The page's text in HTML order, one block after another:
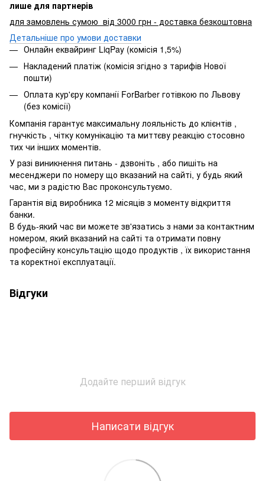
лише для партнерів
для замовлень сумою від 3000 грн - доставка безкоштовна
Детальніше про умови доставки
Онлайн еквайринг LiqPay (комісія 1,5%)
Накладений платіж (комісія згідно з тарифів Нової
пошти)
Оплата кур'єру компанії ForBarber готівкою по Львову
(без комісії)
Компанія гарантує максимальну лояльність до клієнтів ,
гнучкість , чітку комунікацію та миттєву реакцію стосовно
тих чи інших моментів.
У разі виникнення питань - дзвоніть , або пишіть на
месенджери по номеру що вказаний на сайті, у будь який
час, ми з радістю Вас проконсультуємо.
Гарантія від виробника 12 місяців з моменту відкриття
банки.
В будь-який час ви можете зв'язатись з нами за контактним
номером, який вказаний на сайті та отримати повну
професійну консультацію щодо продуктів , їх використання
та коректної експлуатації.
Відгуки
Додайте перший відгук
Написати відгук